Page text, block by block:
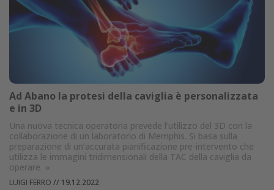
Ad Abano la protesi della caviglia è personalizzata
e in 3D
Una nuova tecnica operatoria prevede l’utilizzo del 3D con la
collaborazione di un laboratorio di Memphis. Si basa sulla
preparazione di un’accurata pianificazione pre-intervento che
utilizza le immagini tridimensionali della TAC della caviglia da
operare »
LUIGI FERRO // 19.12.2022